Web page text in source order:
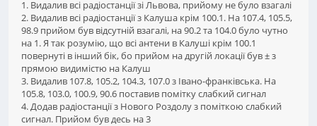
1. Видалив всі радіостанції зі Львова, прийому не було взагалі
2. Видалив всі радіостанції з Калуша крім 100.1. На 107.4, 105.5,
98.9 прийом був відсутній взагалі, на 90.2 та 104.0 було чутно
на 1. Я так розумію, що всі антени в Калуші крім 100.1
повернуті в інший бік, бо прийом на другій локації був ± з
прямою видимістю на Калуш
3. Видалив 107.8, 105.2, 104.3, 107.0 з Івано-франківська. На
105.8, 103.0, 100.9, 90.6 поставив помітку слабкий сигнал
4. Додав радіостанції з Нового Роздолу з поміткою слабкий
сигнал. Прийом був десь на 3